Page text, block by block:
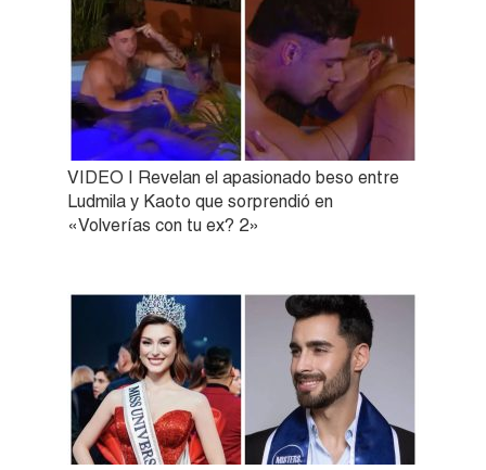
VIDEO | Revelan el apasionado beso entre
Ludmila y Kaoto que sorprendió en
«Volverías con tu ex? 2»